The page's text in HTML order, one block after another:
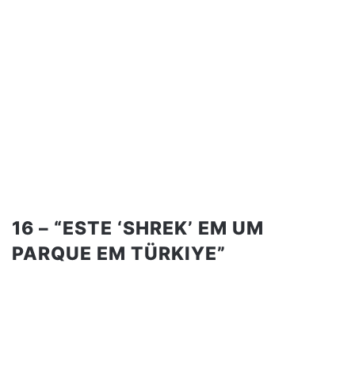
16 – “ESTE ‘SHREK’ EM UM
PARQUE EM TÜRKIYE”